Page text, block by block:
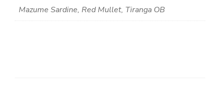
Mazume Sardine, Red Mullet, Tiranga OB